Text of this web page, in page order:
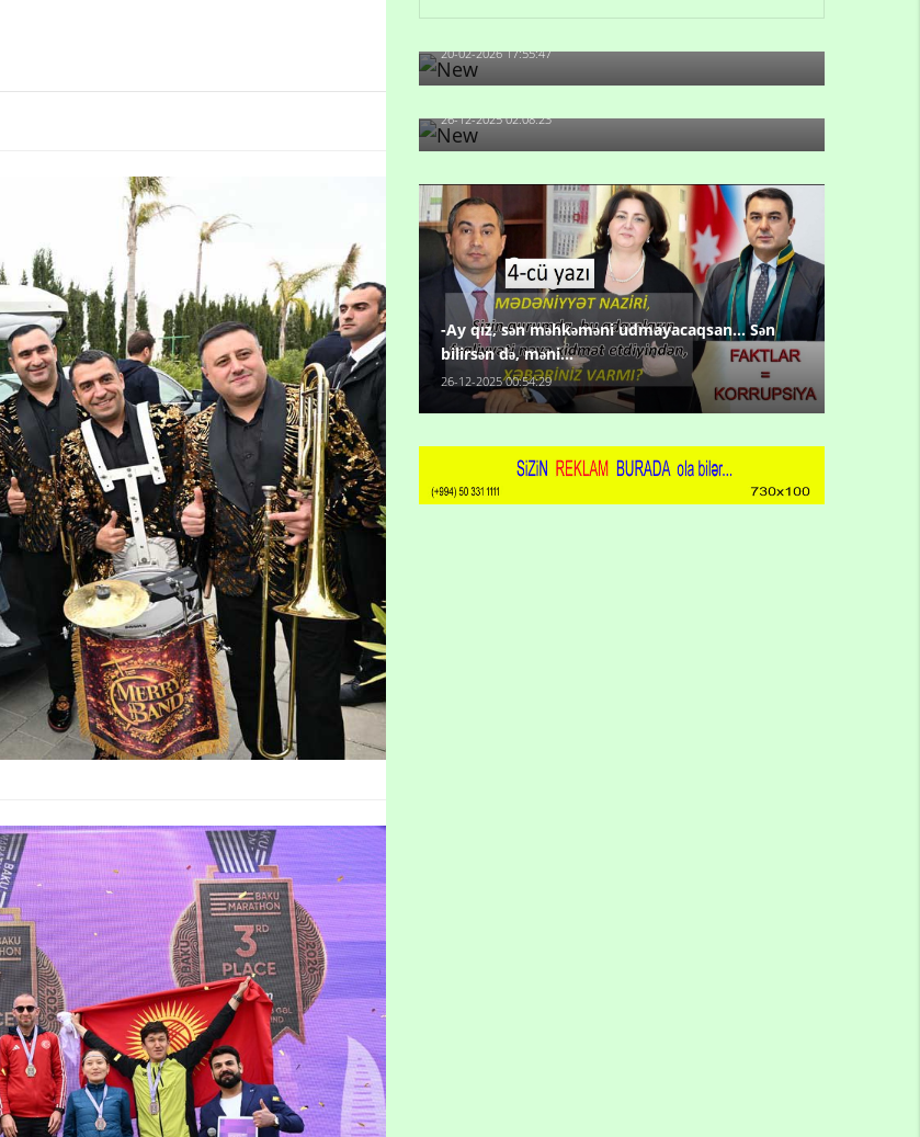
artıb?
20-02-2026 17:55:47
Məni bura NAZİR GÖNDƏRİB - 1937-ci ildən
fəaliyyətdə olan və...
26-12-2025 02:08:23
-Ay qız, sən məhkəməni udmayacaqsan... Sən
bilirsən də, məni...
26-12-2025 00:54:29